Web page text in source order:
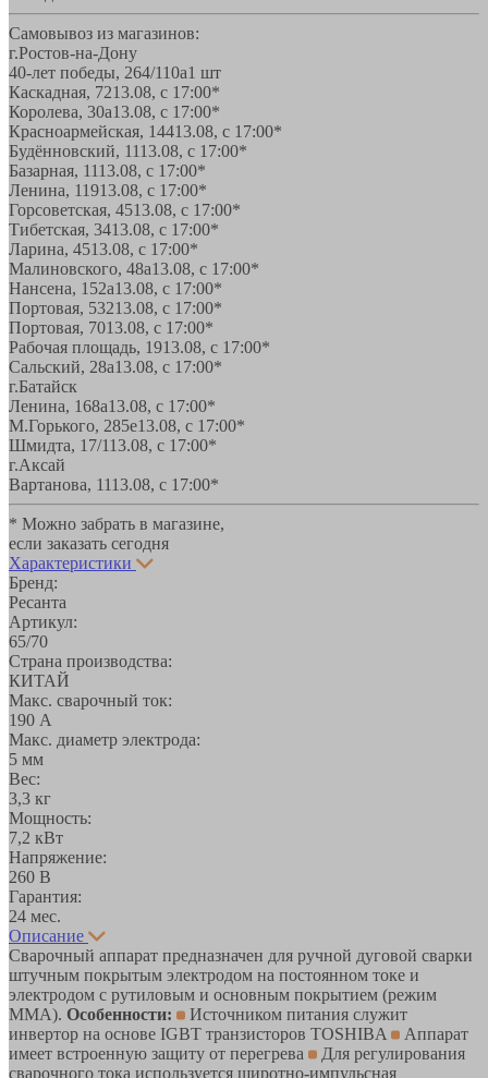
Самовывоз из магазинов:
г.Ростов-на-Дону
40-лет победы, 264/110а1 шт
Каскадная, 7213.08, с 17:00*
Королева, 30а13.08, с 17:00*
Красноармейская, 14413.08, с 17:00*
Будённовский, 1113.08, с 17:00*
Базарная, 1113.08, с 17:00*
Ленина, 11913.08, с 17:00*
Горсоветская, 4513.08, с 17:00*
Тибетская, 3413.08, с 17:00*
Ларина, 4513.08, с 17:00*
Малиновского, 48а13.08, с 17:00*
Нансена, 152а13.08, с 17:00*
Портовая, 53213.08, с 17:00*
Портовая, 7013.08, с 17:00*
Рабочая площадь, 1913.08, с 17:00*
Сальский, 28a13.08, с 17:00*
г.Батайск
Ленина, 168а13.08, с 17:00*
М.Горького, 285е13.08, с 17:00*
Шмидта, 17/113.08, с 17:00*
г.Аксай
Вартанова, 1113.08, с 17:00*
* Можно забрать в магазине,
если заказать сегодня
Характеристики
Бренд:
Ресанта
Артикул:
65/70
Страна производства:
КИТАЙ
Макс. сварочный ток:
190 А
Макс. диаметр электрода:
5 мм
Вес:
3,3 кг
Мощность:
7,2 кВт
Напряжение:
260 В
Гарантия:
24 мес.
Описание
Сварочный аппарат предназначен для ручной дуговой сварки
штучным покрытым электродом на постоянном токе и
электродом с рутиловым и основным покрытием (режим
ММА). Особенности:
Источником питания служит
инвертор на основе IGBT транзисторов TOSHIBA
Аппарат
имеет встроенную защиту от перегрева
Для регулирования
сварочного тока используется широтно-импульсная